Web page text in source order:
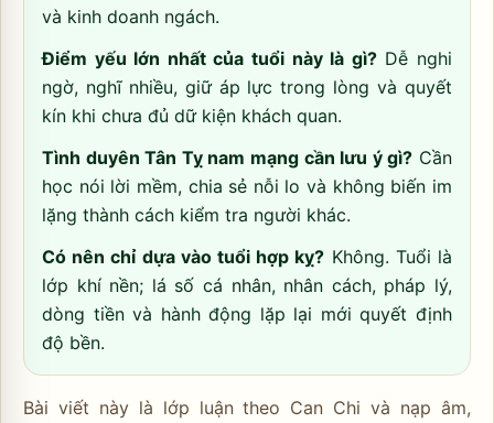
và kinh doanh ngách.
Điểm yếu lớn nhất của tuổi này là gì?Dễ nghi
ngờ, nghĩ nhiều, giữ áp lực trong lòng và quyết
kín khi chưa đủ dữ kiện khách quan.
Tình duyên Tân Tỵ nam mạng cần lưu ý gì? Cần
học nói lời mềm, chia sẻ nỗi lo và không biến im
lặng thành cách kiểm tra người khác.
Có nên chỉ dựa vào tuổi hợp kỵ? Không. Tuổi là
lớp khí nền; lá số cá nhân, nhân cách, pháp lý,
dòng tiền và hành động lặp lại mới quyết định
độ bền.
Bài viết này là lớp luận theo Can Chi và nạp âm,